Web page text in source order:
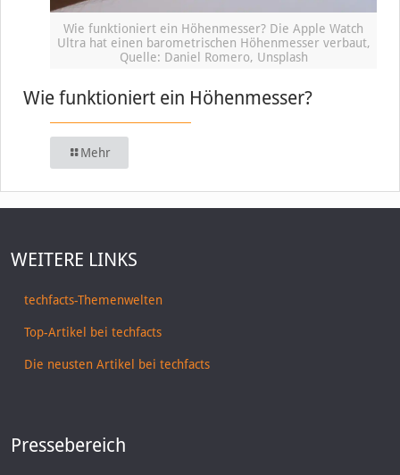
Wie funktioniert ein Höhenmesser? Die Apple Watch
Ultra hat einen barometrischen Höhenmesser verbaut,
Quelle: Daniel Romero, Unsplash
Wie funktioniert ein Höhenmesser?
Mehr
WEITERE LINKS
techfacts-Themenwelten
Top-Artikel bei techfacts
Die neusten Artikel bei techfacts
Pressebereich